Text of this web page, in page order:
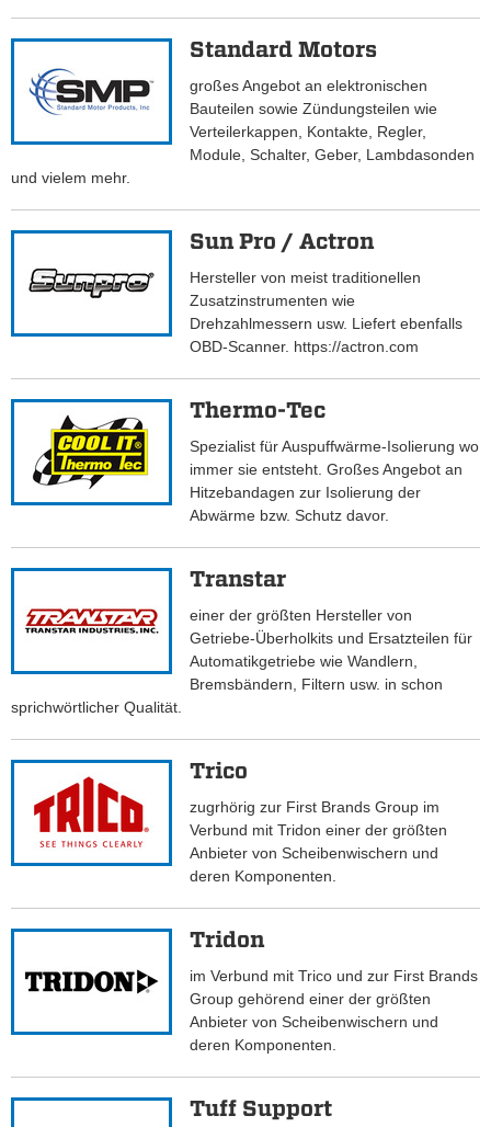
Standard Motors
großes Angebot an elektronischen
Bauteilen sowie Zündungsteilen wie
Verteilerkappen, Kontakte, Regler,
Module, Schalter, Geber, Lambdasonden
und vielem mehr.
Sun Pro / Actron
Hersteller von meist traditionellen
Zusatzinstrumenten wie
Drehzahlmessern usw. Liefert ebenfalls
OBD-Scanner. https://actron.com
Thermo-Tec
Spezialist für Auspuffwärme-Isolierung wo
immer sie entsteht. Großes Angebot an
Hitzebandagen zur Isolierung der
Abwärme bzw. Schutz davor.
Transtar
einer der größten Hersteller von
Getriebe-Überholkits und Ersatzteilen für
Automatikgetriebe wie Wandlern,
Bremsbändern, Filtern usw. in schon
sprichwörtlicher Qualität.
Trico
zugrhörig zur First Brands Group im
Verbund mit Tridon einer der größten
Anbieter von Scheibenwischern und
deren Komponenten.
Tridon
im Verbund mit Trico und zur First Brands
Group gehörend einer der größten
Anbieter von Scheibenwischern und
deren Komponenten.
Tuff Support